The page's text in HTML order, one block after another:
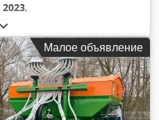
2023,
Малое объявление